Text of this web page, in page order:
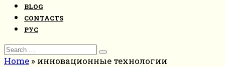
BLOG
CONTACTS
РУС
Search
for:
Home » инновационные технологии